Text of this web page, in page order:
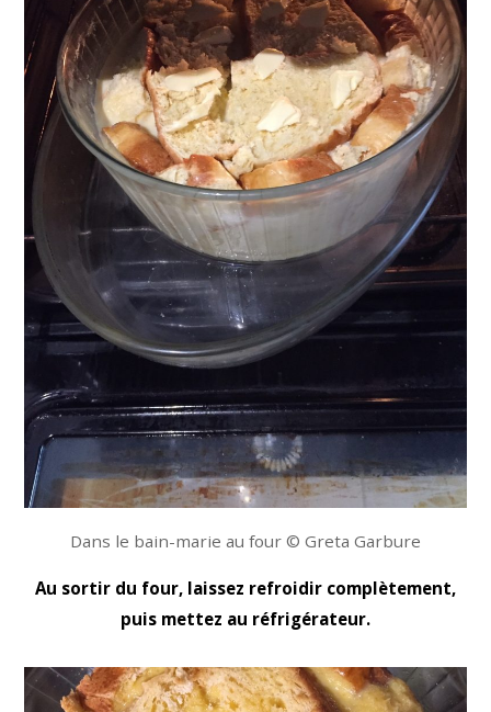
Dans le bain-marie au four © Greta Garbure
Au sortir du four, laissez refroidir complètement,
puis mettez au réfrigérateur.